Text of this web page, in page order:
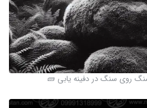
روی سنگ در دفینه یابی 🧱